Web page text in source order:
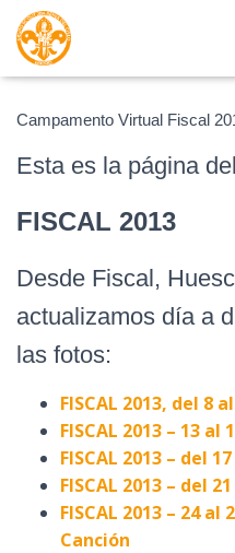
Campamento Virtual Fiscal
Esta es la página
FISCAL 2013
Desde Fiscal,
actualizamos día a
las fotos:
FISCAL 2013, del 8
FISCAL 2013 – 13 al
FISCAL 2013 – del
FISCAL 2013 – del
FISCAL 2013 – 24
Canción